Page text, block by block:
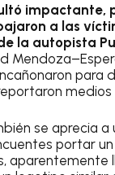
impactante,
a las
la autopista
para
medios
se aprecia a
portar
aparentemente